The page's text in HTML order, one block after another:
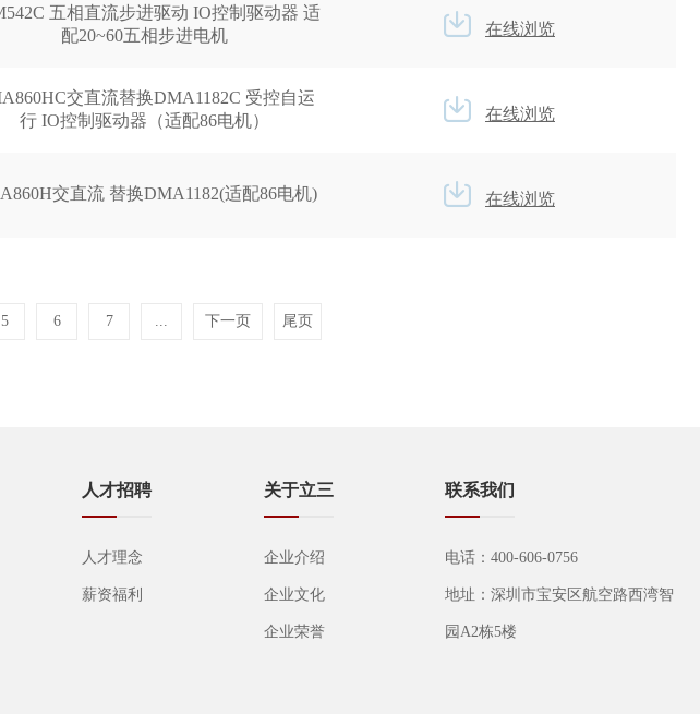
五相直流步进驱动 IO控制驱动器 适
配20~60五相步进电机
在线浏览
交直流替换DMA1182C 受控自运
行 IO控制驱动器（适配86电机）
在线浏览
交直流 替换DMA1182(适配86电机) 在线浏览
5 6 7 ... 下一页 尾页
人才招聘
人才理念
薪资福利
关于立三
企业介绍
企业文化
企业荣誉
联系我们
电话：400-606-0756
地址：深圳市宝安区航空路西湾智
园A2栋5楼